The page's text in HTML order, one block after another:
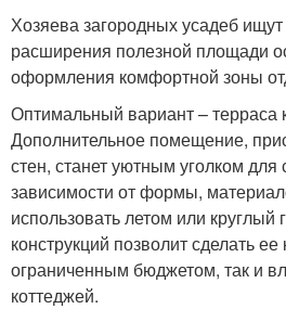
Хозяева загородных усадеб
расширения полезной площади
оформления комфортной зоны
Оптимальный вариант – терраса
Дополнительное помещение,
стен, станет уютным уголком
зависимости от формы,
использовать летом или круглый
конструкций позволит сделать
ограниченным бюджетом, так и
коттеджей.